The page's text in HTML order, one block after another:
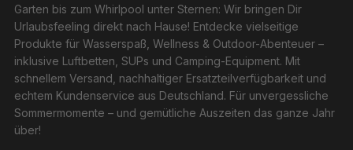
Garten bis zum Whirlpool unter Sternen: Wir bringen Dir
Urlaubsfeeling direkt nach Hause! Entdecke vielseitige
Produkte für Wasserspaß, Wellness & Outdoor-Abenteuer –
inklusive Luftbetten, SUPs und Camping-Equipment. Mit
schnellem Versand, nachhaltiger Ersatzteilverfügbarkeit und
echtem Kundenservice aus Deutschland. Für unvergessliche
Sommermomente – und gemütliche Auszeiten das ganze Jahr
über!